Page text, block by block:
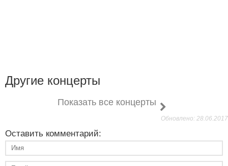
Другие концерты
Показать все концерты
Обновлено: 28.06.2017
Оставить комментарий: